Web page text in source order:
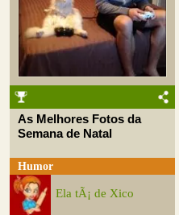
As Melhores Fotos da
Semana de Natal
Humor
Ela tÃ¡ de Xico